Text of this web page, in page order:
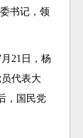
书记，领
21日，杨
代表大
，国民党